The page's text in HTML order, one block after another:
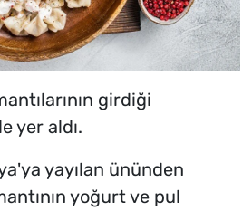
girdiği
yer aldı.
yayılan ününden
yoğurt ve pul